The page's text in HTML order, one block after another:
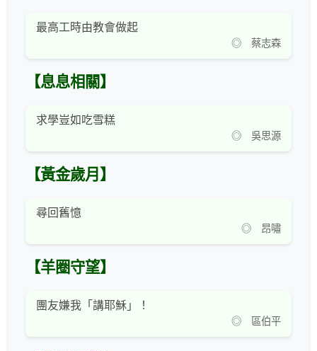
最高工時由教會做起
◎ 蔡志森
【息息相關】
求學豈如吃雪糕
◎ 吳思源
【黃金歲月】
尋回舊憶
◎ 昂嘯
【羊圈守望】
團友嫌我「講耶穌」！
◎ 區伯平